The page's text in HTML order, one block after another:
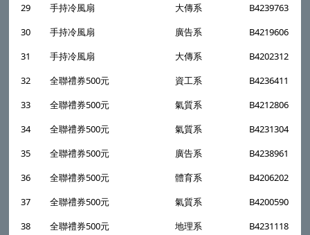
29
手持冷風扇 大傳系
B4239763
30
手持冷風扇 廣告系
B4219606
31
手持冷風扇 大傳系
B4202312
32
全聯禮券500元 資工系
B4236411
33
全聯禮券500元 氣質系
B4212806
34
全聯禮券500元 氣質系
B4231304
35
全聯禮券500元 廣告系
B4238961
36
全聯禮券500元 體育系
B4206202
37
全聯禮券500元 氣質系
B4200590
38
全聯禮券500元 地理系
B4231118